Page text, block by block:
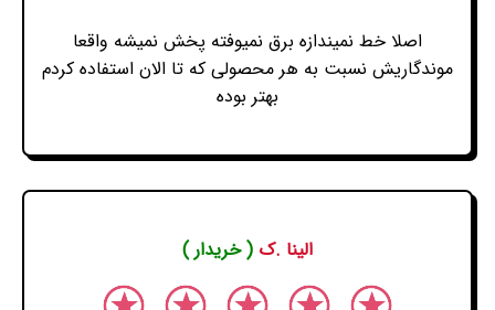
اصلا خط نمیندازه برق نمیوفته پخش نمیشه واقعا
موندگاریش نسبت به هر محصولی که تا الان استفاده کردم
بهتر بوده
الینا .ک ( خریدار )